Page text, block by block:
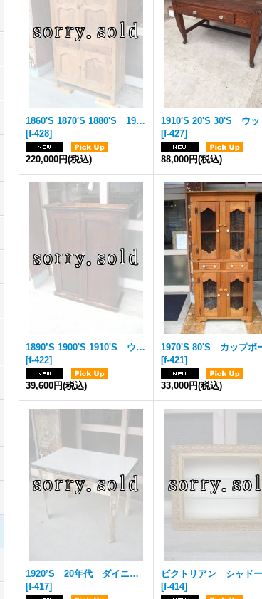
1860'S 1870'S 1880'S 19世紀 シャビーシック カップボード ウッドキャビネット 水屋 食器棚 プリミティブ カントリー Primitive Country Antique Pie Safe Cupboard star Punched Tin Panels アンティーク ビンテージ
[f-428]
220,000円(税込)
[f-427]
88,000円(税込)
1890’S 1900'S 1910'S ウッドキャビネット 4段 CABINETT アンティーク ビンテージ
[f-422]
39,600円(税込)
[f-421]
33,000円(税込)
1920’S 20年代 ダイニングテーブル ウッドレッグ ポーセレン ホーロー バタフライ天板 シャビー ウッド アンティーク ビンテージ
[f-417]
[f-414]